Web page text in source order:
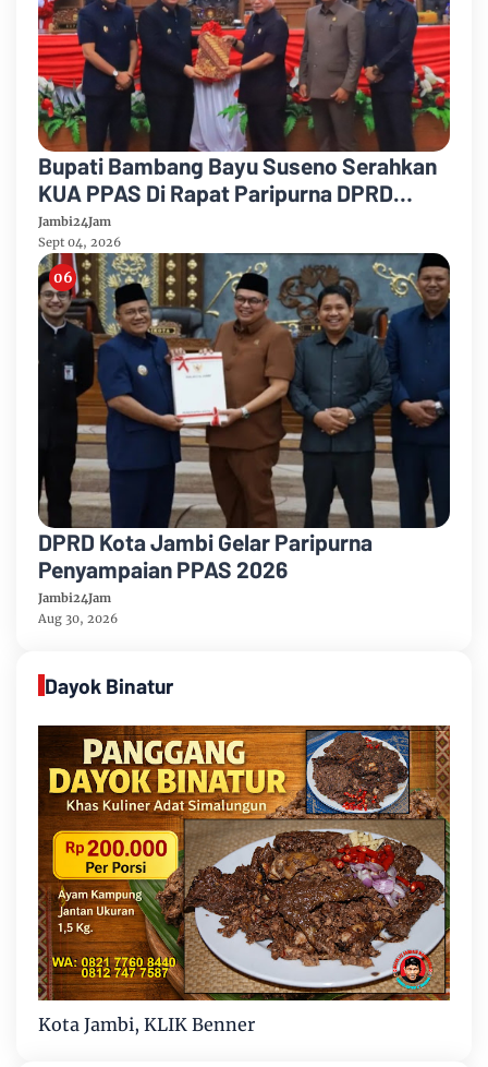
Bupati Bambang Bayu Suseno Serahkan
KUA PPAS Di Rapat Paripurna DPRD
Muarojambi
Jambi24Jam
Sept 04, 2026
DPRD Kota Jambi Gelar Paripurna
Penyampaian PPAS 2026
Jambi24Jam
Aug 30, 2026
Dayok Binatur
Kota Jambi, KLIK Benner